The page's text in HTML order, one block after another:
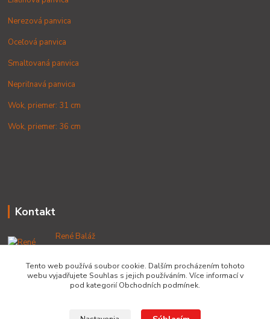
Nerezová panvica
Oceľová panvica
Smaltovaná panvica
Nepriľnavá panvica
Wok, priemer: 31 cm
Wok, priemer: 36 cm
Kontakt
René Baláž
+421 902 212 007
od 8:00 - do 16:00 hod
info@lacnekotliky.sk
Tento web používá soubor cookie. Dalším procházením tohoto
webu vyjadřujete Souhlas s jejich používáním. Více informací v
pod kategorií Obchodních podmínek.